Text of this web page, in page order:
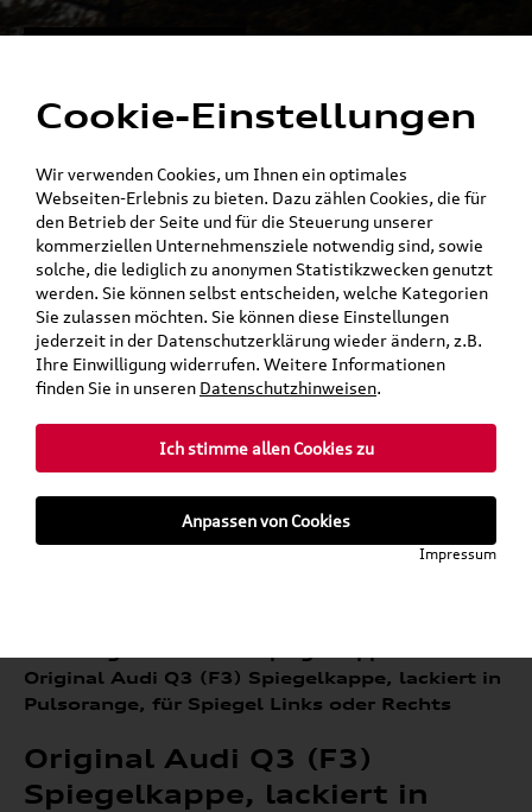
Original Audi Q3 (F3) Spiegelkappe, lackiert in
Pulsorange, für Spiegel Links oder Rechts
Original Audi Q3 (F3)
Spiegelkappe, lackiert in
Cookie-Einstellungen
Wir verwenden Cookies, um Ihnen ein optimales
Webseiten-Erlebnis zu bieten. Dazu zählen Cookies, die für
den Betrieb der Seite und für die Steuerung unserer
kommerziellen Unternehmensziele notwendig sind, sowie
solche, die lediglich zu anonymen Statistikzwecken genutzt
werden. Sie können selbst entscheiden, welche Kategorien
Sie zulassen möchten. Sie können diese Einstellungen
jederzeit in der Datenschutzerklärung wieder ändern, z.B.
Ihre Einwilligung widerrufen. Weitere Informationen
finden Sie in unseren Datenschutzhinweisen.
Ich stimme allen Cookies zu
Anpassen von Cookies
Impressum